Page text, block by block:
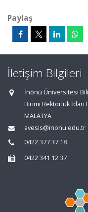
Paylaş
İletişim Bilgileri
İnönü Üniversitesi
Birimi Rektörlük İdari
MALATYA
avesis@inonu.edu.tr
0422 377 37 18
0422 341 12 37